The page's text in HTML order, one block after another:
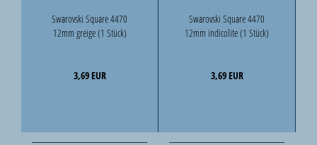
Swarovski Square 4470
12mm greige (1 Stück)
3,69 EUR
Swarovski Square 4470
12mm indicolite (1 Stück)
3,69 EUR